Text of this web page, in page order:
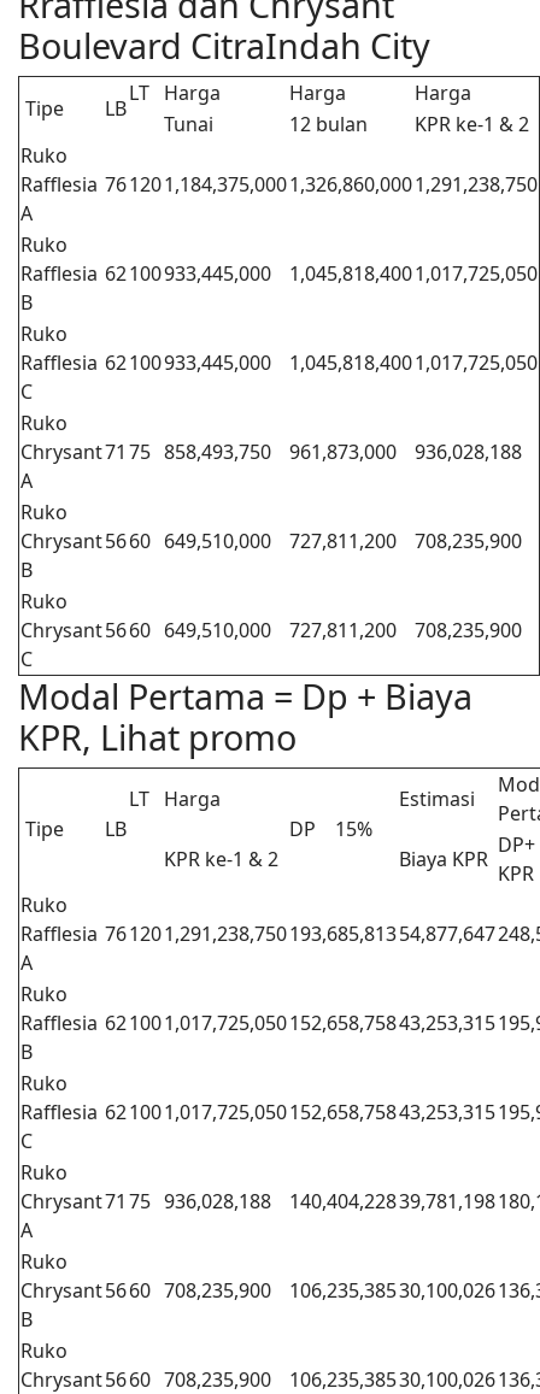
Boulevard CitraIndah City
Tipe LB
LT Harga Harga
Harga
Tunai
12 bulan
KPR ke-1 & 2
Ruko
Rafflesia
A
761201,184,375,0001,326,860,0001,291,238,750
Ruko
Rafflesia
B
62100933,445,000 1,045,818,4001,017,725,050
Ruko
Rafflesia
C
62100933,445,000 1,045,818,4001,017,725,050
Ruko
Chrysant
A
71 75 858,493,750 961,873,000 936,028,188
Ruko
Chrysant
B
5660 649,510,000 727,811,200 708,235,900
Ruko
Chrysant
C
5660 649,510,000 727,811,200 708,235,900
Modal Pertama = Dp + Biaya
KPR, Lihat promo
Tipe LB
LT Harga
DP
15%
Estimasi
KPR ke-1 & 2
Biaya KPR
KPR
Ruko
Rafflesia
A
761201,291,238,750193,685,81354,877,647
Ruko
Rafflesia
B
621001,017,725,050152,658,75843,253,315
Ruko
Rafflesia
C
621001,017,725,050152,658,75843,253,315
Ruko
Chrysant
A
71 75 936,028,188 140,404,22839,781,198
Ruko
Chrysant
B
5660 708,235,900 106,235,38530,100,026
Ruko
Chrysant5660 708,235,900 106,235,38530,100,026